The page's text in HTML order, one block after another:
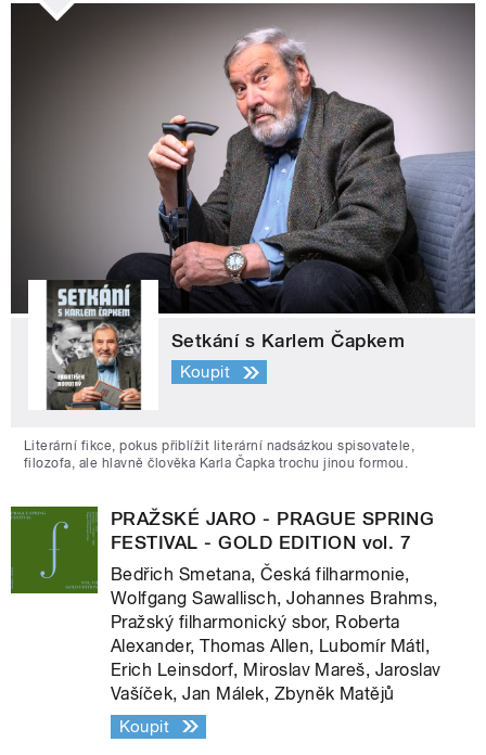
Setkání s Karlem Čapkem
Koupit
Literární fikce, pokus přiblížit literární nadsázkou spisovatele,
filozofa, ale hlavně člověka Karla Čapka trochu jinou formou.
PRAŽSKÉ JARO - PRAGUE SPRING
FESTIVAL - GOLD EDITION vol. 7
Bedřich Smetana, Česká filharmonie,
Wolfgang Sawallisch, Johannes Brahms,
Pražský filharmonický sbor, Roberta
Alexander, Thomas Allen, Lubomír Mátl,
Erich Leinsdorf, Miroslav Mareš, Jaroslav
Vašíček, Jan Málek, Zbyněk Matějů
Koupit